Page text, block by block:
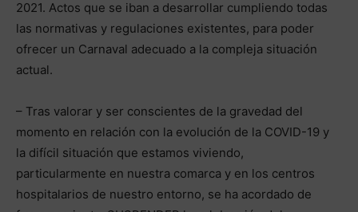
2021. Actos que se iban a desarrollar cumpliendo todas
las normativas y regulaciones existentes, para poder
ofrecer un Carnaval adecuado a la compleja situación
actual.
– Tras valorar y ser conscientes de la gravedad del
momento en relación con la evolución de la COVID-19 y
la difícil situación que estamos viviendo,
particularmente en nuestra comarca y en los centros
hospitalarios de nuestro entorno, se ha acordado de